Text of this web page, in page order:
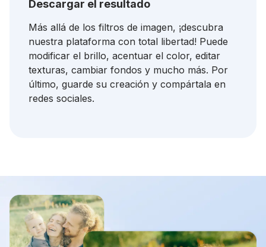
Descargar el resultado
Más allá de los filtros de imagen, ¡descubra
nuestra plataforma con total libertad! Puede
modificar el brillo, acentuar el color, editar
texturas, cambiar fondos y mucho más. Por
último, guarde su creación y compártala en
redes sociales.